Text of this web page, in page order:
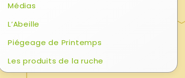
Médias
L’Abeille
Piégeage de Printemps
Les produits de la ruche